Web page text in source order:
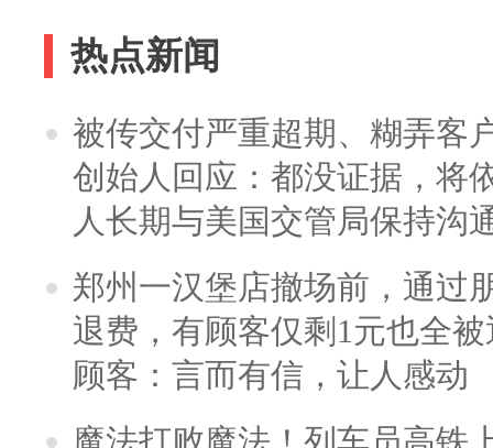
热点新闻
被传交付严重超期、糊弄客
创始人回应：都没证据，将
人长期与美国交管局保持沟
郑州一汉堡店撤场前，通过
退费，有顾客仅剩1元也全
顾客：言而有信，让人感动